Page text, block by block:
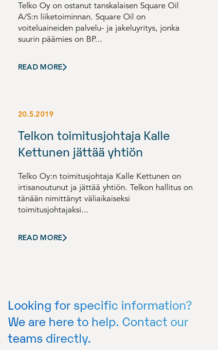
Telko Oy on ostanut tanskalaisen Square Oil
A/S:n liiketoiminnan. Square Oil on
voiteluaineiden palvelu- ja jakeluyritys, jonka
suurin päämies on BP...
READ MORE
20.5.2019
Telkon toimitusjohtaja Kalle
Kettunen jättää yhtiön
Telko Oy:n toimitusjohtaja Kalle Kettunen on
irtisanoutunut ja jättää yhtiön. Telkon hallitus on
tänään nimittänyt väliaikaiseksi
toimitusjohtajaksi...
READ MORE
Looking for specific information?
We are here to help. Contact our
teams directly.